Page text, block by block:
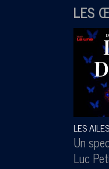
LES
LES
Un
Luc